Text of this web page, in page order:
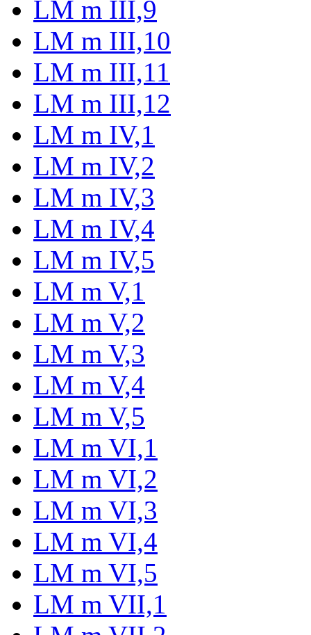
LM m III,9
LM m III,10
LM m III,11
LM m III,12
LM m IV,1
LM m IV,2
LM m IV,3
LM m IV,4
LM m IV,5
LM m V,1
LM m V,2
LM m V,3
LM m V,4
LM m V,5
LM m VI,1
LM m VI,2
LM m VI,3
LM m VI,4
LM m VI,5
LM m VII,1